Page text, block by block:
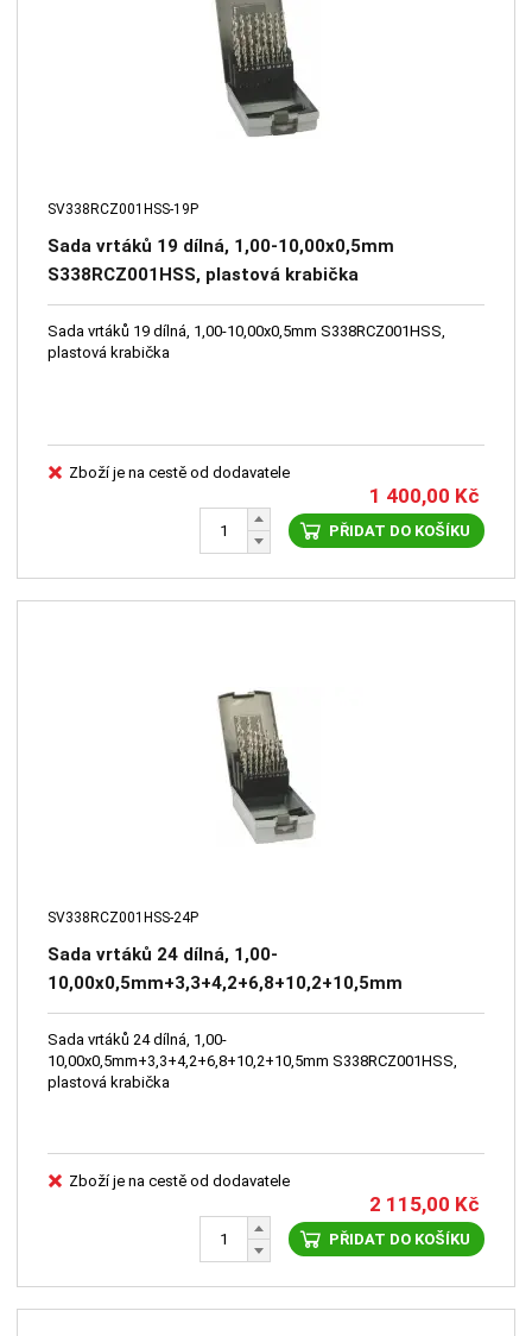
SV338RCZ001HSS-19P
Sada vrtáků 19 dílná, 1,00-10,00x0,5mm
S338RCZ001HSS, plastová krabička
Sada vrtáků 19 dílná, 1,00-10,00x0,5mm S338RCZ001HSS,
plastová krabička
Zboží je na cestě od dodavatele
1 400,00 Kč
PŘIDAT DO KOŠÍKU
SV338RCZ001HSS-24P
Sada vrtáků 24 dílná, 1,00-
10,00x0,5mm+3,3+4,2+6,8+10,2+10,5mm
S338RCZ001HSS, plastová krabička
Sada vrtáků 24 dílná, 1,00-
10,00x0,5mm+3,3+4,2+6,8+10,2+10,5mm S338RCZ001HSS,
plastová krabička
Zboží je na cestě od dodavatele
2 115,00 Kč
PŘIDAT DO KOŠÍKU